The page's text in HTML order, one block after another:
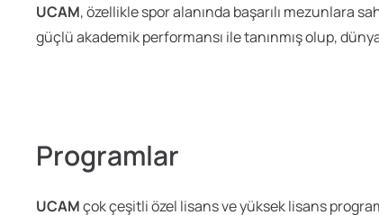
UCAM, özellikle spor alanında başarılı mezunlara
güçlü akademik performansı ile tanınmış olup,
Programlar
UCAMçok çeşitli özel lisans ve yüksek lisans